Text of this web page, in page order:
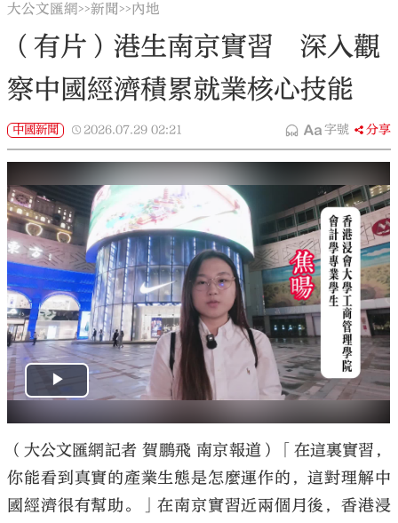
大公文匯網>>新聞>>內地
（有片）港生南京實習 深入觀
察中國經濟積累就業核心技能
中國新聞 2026.07.29 02:21 字號 分享
港生講述南京實習經歷與收穫。（大公文匯網記者 賀鵬飛
（大公文匯網記者 賀鵬飛 南京報道）「在這裏實習，
你能看到真實的產業生態是怎麼運作的，這對理解中
國經濟很有幫助。」在南京實習近兩個月後，香港浸